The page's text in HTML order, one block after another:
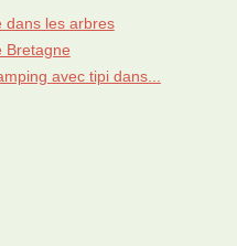
dans les arbres
Bretagne
avec tipi dans...